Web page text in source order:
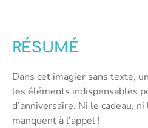
RÉSUMÉ
Dans cet imagier sans texte,
les éléments indispensables
d’anniversaire. Ni le cadeau,
manquent à l’appel !